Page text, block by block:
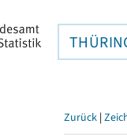
Zurück |